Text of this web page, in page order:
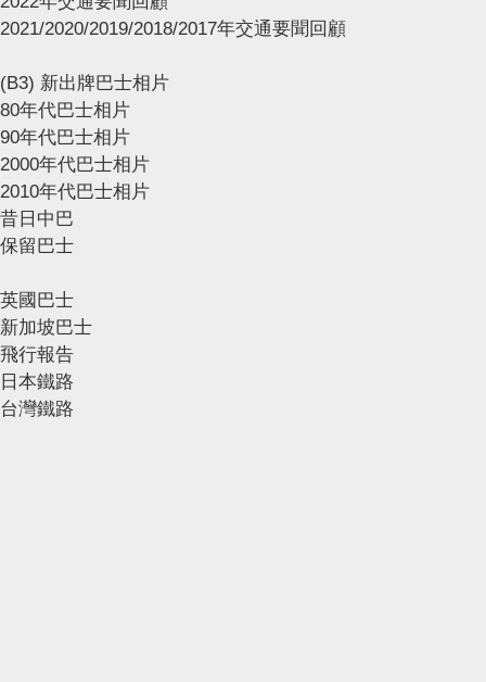
2021/2020/2019/2018/2017年交通要聞回顧
(B3) 新出牌巴士相片
80年代巴士相片
90年代巴士相片
2000年代巴士相片
2010年代巴士相片
昔日中巴
保留巴士
英國巴士
新加坡巴士
飛行報告
日本鐵路
台灣鐵路